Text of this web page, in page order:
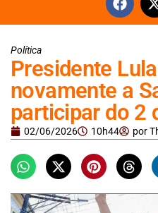
Política
Presidente
novamente a
participar do 2
02/06/2026 10h44 por